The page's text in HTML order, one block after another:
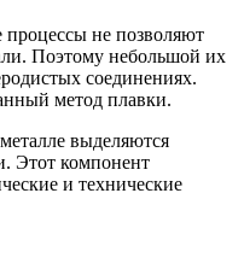
не позволяют
Поэтому небольшой их
соединениях.
метод плавки.
выделяются
Этот компонент
и технические